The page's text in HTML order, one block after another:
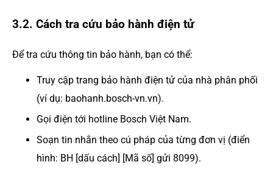
3.2. Cách tra cứu bảo hành điện tử
Để tra cứu thông tin bảo hành, bạn có thể:
Truy cập trang bảo hành điện tử của nhà phân phối
(ví dụ: baohanh.bosch-vn.vn).
Gọi điện tới hotline Bosch Việt Nam.
Soạn tin nhắn theo cú pháp của từng đơn vị (điển
hình: BH [dấu cách] [Mã số] gửi 8099).